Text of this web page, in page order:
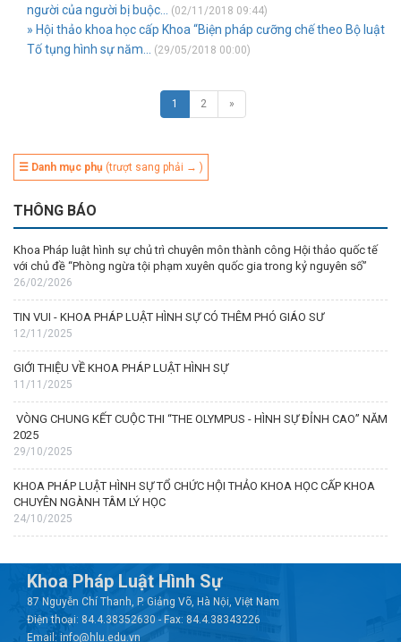
người của người bị buộc...
(02/11/2018 09:44)
» Hội thảo khoa học cấp Khoa “Biện pháp cưỡng chế theo Bộ luật
Tố tụng hình sự năm...
(29/05/2018 00:00)
1 2 »
☰ Danh mục phụ (trượt sang phải → )
THÔNG BÁO
Khoa Pháp luật hình sự chủ trì chuyên môn thành công Hội thảo quốc tế
với chủ đề “Phòng ngừa tội phạm xuyên quốc gia trong kỷ nguyên số”
26/02/2026
TIN VUI - KHOA PHÁP LUẬT HÌNH SỰ CÓ THÊM PHÓ GIÁO SƯ
12/11/2025
GIỚI THIỆU VỀ KHOA PHÁP LUẬT HÌNH SỰ
11/11/2025
VÒNG CHUNG KẾT CUỘC THI “THE OLYMPUS - HÌNH SỰ ĐỈNH CAO” NĂM
2025
29/10/2025
KHOA PHÁP LUẬT HÌNH SỰ TỔ CHỨC HỘI THẢO KHOA HỌC CẤP KHOA
CHUYÊN NGÀNH TÂM LÝ HỌC
24/10/2025
Khoa Pháp Luật Hình Sự
87 Nguyễn Chí Thanh, P. Giảng Võ, Hà Nội, Việt Nam
Điện thoại: 84.4.38352630 - Fax: 84.4.38343226
Email: info@hlu.edu.vn